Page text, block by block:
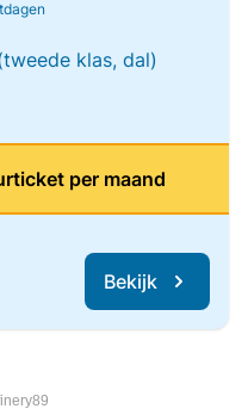
klas, dal)
per maand
Bekijk